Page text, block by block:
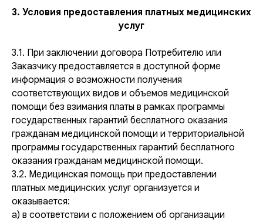
3. Условия предоставления платных медицинских
услуг
3.1. При заключении договора Потребителю или
Заказчику предоставляется в доступной форме
информация о возможности получения
соответствующих видов и объемов медицинской
помощи без взимания платы в рамках программы
государственных гарантий бесплатного оказания
гражданам медицинской помощи и территориальной
программы государственных гарантий бесплатного
оказания гражданам медицинской помощи.
3.2. Медицинская помощь при предоставлении
платных медицинских услуг организуется и
оказывается:
а) в соответствии с положением об организации